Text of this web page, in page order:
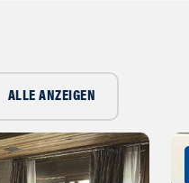
ALLE ANZEIGEN